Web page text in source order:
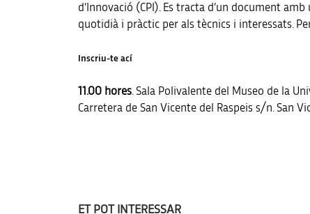
d’Innovació (CPI). Es tracta d’un document
quotidià i pràctic per als tècnics i interessats.
Inscriu-te ací
11.00 hores . Sala Polivalente del Museo de la
Carretera de San Vicente del Raspeis s/n. San
ET POT INTERESSAR